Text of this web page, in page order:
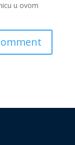
u ovom